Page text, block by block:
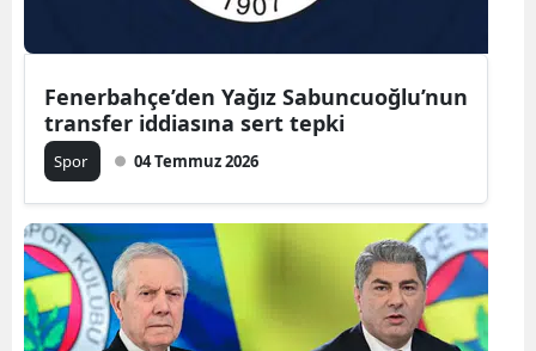
Fenerbahçe’den Yağız Sabuncuoğlu’nun
transfer iddiasına sert tepki
Spor 04 Temmuz 2026